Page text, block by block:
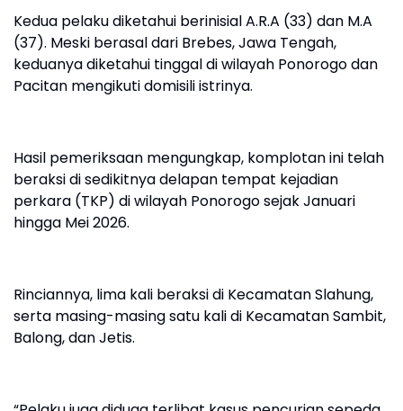
Kedua pelaku diketahui berinisial A.R.A (33) dan M.A
(37). Meski berasal dari Brebes, Jawa Tengah,
keduanya diketahui tinggal di wilayah Ponorogo dan
Pacitan mengikuti domisili istrinya.
Hasil pemeriksaan mengungkap, komplotan ini telah
beraksi di sedikitnya delapan tempat kejadian
perkara (TKP) di wilayah Ponorogo sejak Januari
hingga Mei 2026.
Rinciannya, lima kali beraksi di Kecamatan Slahung,
serta masing-masing satu kali di Kecamatan Sambit,
Balong, dan Jetis.